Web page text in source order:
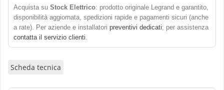
Acquista su Stock Elettrico: prodotto originale Legrand e garantito,
disponibilità aggiornata, spedizioni rapide e pagamenti sicuri (anche
a rate). Per aziende e installatori preventivi dedicati; per assistenza
contatta il servizio clienti.
Scheda tecnica